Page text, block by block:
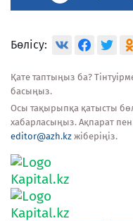
Бөлісу:
Қате таптыңыз ба?
басыңыз.
Осы тақырыпқа қатысты
хабарласыңыз. Ақпарат
editor@azh.kz жіберіңіз.